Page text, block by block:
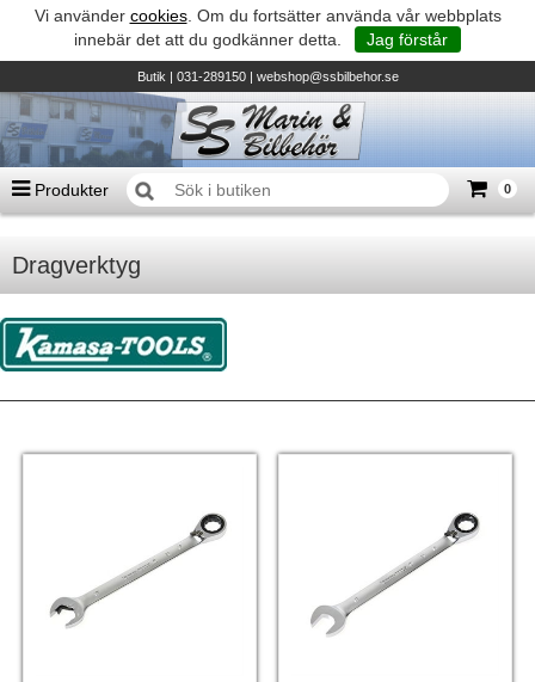
Vi använder cookies. Om du fortsätter använda vår webbplats
innebär det att du godkänner detta.
Jag förstår
Butik| 031-289150 | webshop@ssbilbehor.se
Produkter 0
TILL KASSAN
Micore • Båtar
Suzuki - Utombordare
Honda - Utombordare
Honda - Elverk & Pumpar
Tohatsu - Utombordare
Minn Kota - elmotorer
Dragverktyg